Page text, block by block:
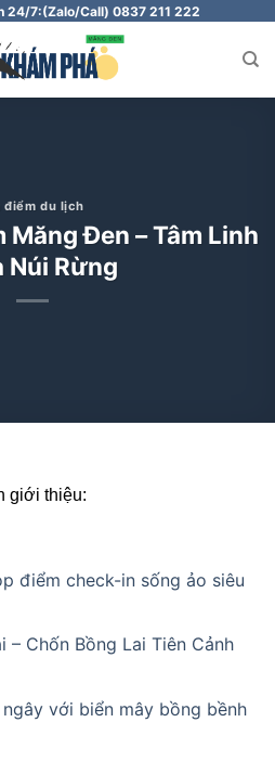
24/7:(Zalo/Call) 0837 211 222
điểm du lịch
Măng Đen – Tâm Linh
Núi Rừng
giới thiệu:
điểm check-in sống ảo siêu
– Chốn Bồng Lai Tiên Cảnh
với biển mây bồng bềnh